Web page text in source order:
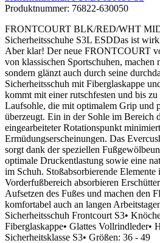
Produktnummer: 76822-630050
FRONTCOURT BLK/RED/WHT
Sicherheitsschuhe S3L ESDDas ist
Aber klar! Der neue FRONTCOURT
von klassischen Sportschuhen, machen
sondern glänzt auch durch seine
Sicherheitsschuh mit Fiberglaskappe
kommt mit einer rutschfesten und bis
Laufsohle, die mit optimalem Grip und
überzeugt. Ein in der Sohle im Bereich
eingearbeiteter Rotationspunkt
Ermüdungserscheinungen. Das
sorgt dank der speziellen
optimale Druckentlastung sowie eine
im Schuh. Stoßabsorbierende Elemente
Vorderfußbereich absorbieren
Aufsetzen des Fußes und machen den
komfortabel auch an langen
Sicherheitsschuh Frontcourt S3•
Fiberglaskappe• Glattes Vollrindleder•
Sicherheitsklasse S3• Größen: 36 - 49